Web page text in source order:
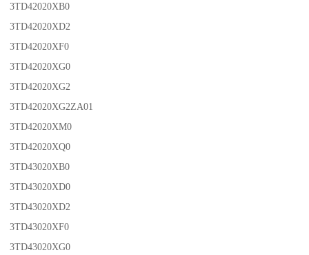
3TD42020XB0
3TD42020XD2
3TD42020XF0
3TD42020XG0
3TD42020XG2
3TD42020XG2ZA01
3TD42020XM0
3TD42020XQ0
3TD43020XB0
3TD43020XD0
3TD43020XD2
3TD43020XF0
3TD43020XG0